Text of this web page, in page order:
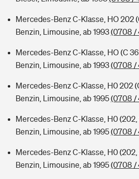
Mercedes-Benz C-Klasse, HO 202
Benzin, Limousine, ab 1993(0708 /
Mercedes-Benz C-Klasse, HO (C
Benzin, Limousine, ab 1993(0708 /
Mercedes-Benz C-Klasse, H0 202
Benzin, Limousine, ab 1995(0708 /
Mercedes-Benz C-Klasse, H0 (202,
Benzin, Limousine, ab 1995(0708 /
Mercedes-Benz C-Klasse, H0 (202,
Benzin, Limousine, ab 1995(0708 /